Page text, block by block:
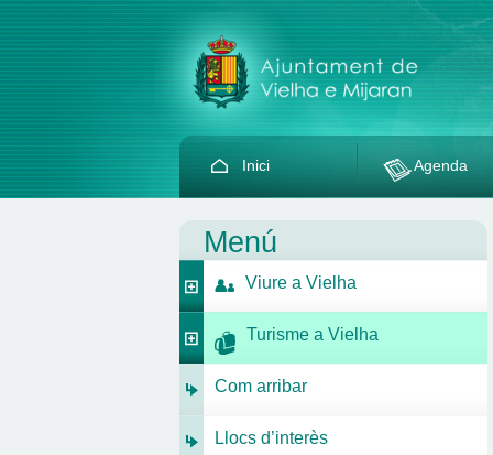
Inici Agenda
Menú
Viure a Vielha
Turisme a Vielha
Com arribar
Llocs d’interès